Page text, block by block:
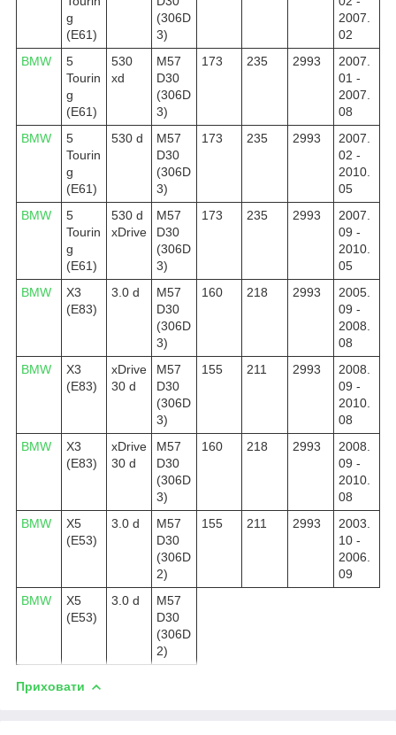
g
(E61)
(306D
3)
2007.
02
BMW
5
Tourin
g
(E61)
530
xd
M57
D30
(306D
3)
173 235 2993
2007.
01 -
2007.
08
BMW
5
Tourin
g
(E61)
530 d
M57
D30
(306D
3)
173 235 2993
2007.
02 -
2010.
05
BMW
5
Tourin
g
(E61)
530 d
xDrive
M57
D30
(306D
3)
173 235 2993
2007.
09 -
2010.
05
BMW
X3
(E83)
3.0 d
M57
D30
(306D
3)
160 218 2993
2005.
09 -
2008.
08
BMW
X3
(E83)
xDrive
30 d
M57
D30
(306D
3)
155 211 2993
2008.
09 -
2010.
08
BMW
X3
(E83)
xDrive
30 d
M57
D30
(306D
3)
160 218 2993
2008.
09 -
2010.
08
BMW
X5
(E53)
3.0 d
M57
D30
(306D
2)
155 211 2993
2003.
10 -
2006.
09
BMW
X5
(E53)
3.0 d
M57
D30
(306D
2)
Приховати